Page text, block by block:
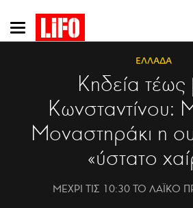
Παράκαμψη
προς
ΕΛΛΑΔΑ
Κηδεία τέως
Κωνσταντίνου:
Μοναστηράκι η
«ύστατο
ΜΕΧΡΙ ΤΙΣ 10:30 ΤΟ ΛΑΪΚΟ